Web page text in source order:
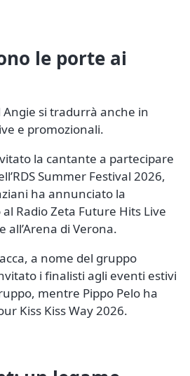
le porte ai
si tradurrà anche in
e promozionali.
la cantante a partecipare
Summer Festival 2026,
ha annunciato la
Radio Zeta Future Hits Live
all’Arena di Verona.
a nome del gruppo
i finalisti agli eventi estivi
mentre Pippo Pelo ha
Kiss Kiss Way 2026.